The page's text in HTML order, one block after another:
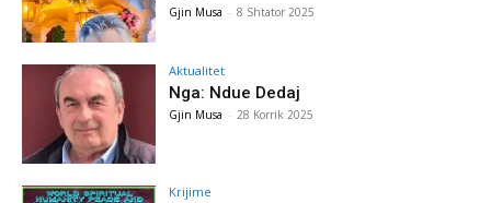
Gjin Musa - 8 Shtator 2025
Aktualitet
Nga: Ndue Dedaj
Gjin Musa - 28 Korrik 2025
Krijime